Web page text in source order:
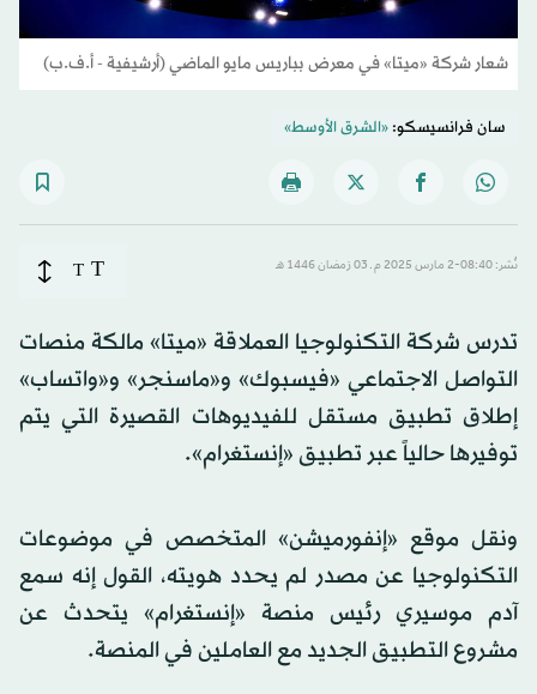
شعار شركة «ميتا» في معرض بباريس مايو الماضي (أرشيفية - أ.ف.ب)
سان فرانسيسكو:«الشرق الأوسط»
نُشر: 08:40-2 مارس 2025 م ـ 03 رَمضان 1446 هـ T
T
تدرس شركة التكنولوجيا العملاقة «ميتا» مالكة منصات
التواصل الاجتماعي «فيسبوك» و«ماسنجر» و«واتساب»
إطلاق تطبيق مستقل للفيديوهات القصيرة التي يتم
توفيرها حالياً عبر تطبيق «إنستغرام».
ونقل موقع «إنفورميشن» المتخصص في موضوعات
التكنولوجيا عن مصدر لم يحدد هويته، القول إنه سمع
آدم موسيري رئيس منصة «إنستغرام» يتحدث عن
مشروع التطبيق الجديد مع العاملين في المنصة.